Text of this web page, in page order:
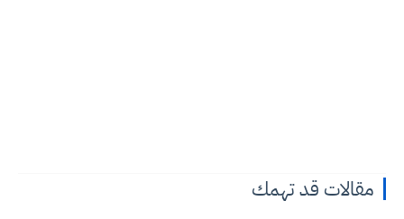
مقالات قد تهمك